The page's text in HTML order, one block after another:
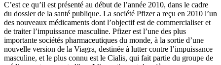
C’est ce qu’il est présenté au début de l’année 2010, dans le cadre
du dossier de la santé publique. La société Pfizer a reçu en 2010 l’un
des nouveaux médicaments dont l’objectif est de commercialiser et
de traiter l’impuissance masculine. Pfizer est l’une des plus
importante sociétés pharmaceutiques du monde, à la sortie d’une
nouvelle version de la Viagra, destinée à lutter contre l’impuissance
masculine, et le plus connu est le Cialis, qui fait partie du groupe de